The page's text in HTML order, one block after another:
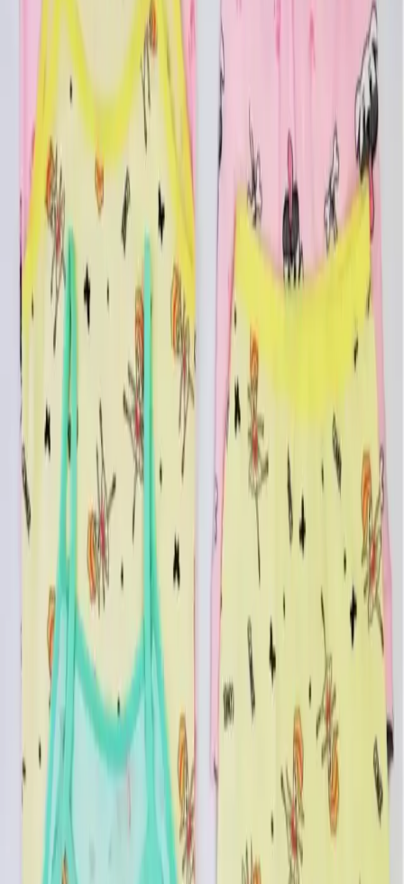
Malzeme ve Kumaş Kalitesi
Ürünün temelini oluşturan %95 pamuk ve %5 elastan bileşimi, hem
yükseklik hem de esneklik sağlar. Bu sayede çocuklar hareket
ederken rahat eder ve ürün formunu korur. Kumaşın dokusu,
renklerin canlılığını ve desenlerin netliğini uzun süre muhafaza eder.
Tasarım ve Renk Seçenekleri
Set, sarı, ekru, mint ve pembe renklerde canlı ve eğlenceli desenlerle
tasarlanmıştır. Askılı kol boyu ve havuz yaka tasarımı, modern ve şık
bir görünüm kazandırırken hareket özgürlüğünü artırır. Normal bel
kesimi ise günlük kullanımda rahatlık sağlar.
Kullanım ve Dayanıklılık
Dokuma kumaş yapısı, ürünün dayanıklılığını artırır. Ayrıca, ürünün
yıkama talimatlarına uygun şekilde kullanılması, renklerin solmasını
ve kumaşın bozulmasını engeller. 30 derecede makinede yıkama ve
düşük ısıda ütüleme önerilir.
Kullanım Alanları ve Avantajlar
Günlük Kullanım ve Ev İçi Rahatlığı
Bu set, özellikle evde geçirilen zamanlarda konforlu bir alternatif
sunar. Günlük aktivitelerde rahatlıkla tercih edilebilir. Ayrıca, şık
desenleri sayesinde çocukların kendilerini özel hissetmelerini sağlar.
Çocukların Hareket Özgürlüğü
Askılı tasarımı ve hafif yapısı, çocukların özgürce hareket etmesine
imkan tanır. Bu özellik, aktif çocuklar için oldukça avantajlıdır.
Uzun Süreli Kullanım ve Bakım
Yüksek kaliteli kumaşı sayesinde uzun süre kullanılabilir. Renklerin
solmaması ve kumaşın yüksekliğini koruması, ürünün ekonomik ve
sürdürülebilir olmasını sağlar.
Müşteri Yorumları ve Değerlendirmeler
Ürünün genel puanı 4.7 olan kullanıcılar, özellikle kumaş kalitesi ve
yüksek dokusundan memnun kalmıştır. "Yumuşacık bir ürün" ve
"renkleri çok güzel" gibi geri bildirimler, ürünün yüksek konfor ve
estetik açıdan tercih edilmesine neden olur. Ayrıca, ürünün
dayanıklılığı ve desenlerin canlılığı da övgü toplar.
Satış ve İade Koşulları